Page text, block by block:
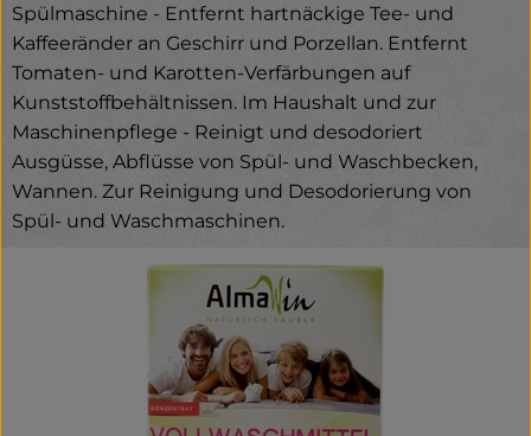
Spülmaschine - Entfernt hartnäckige Tee- und
Kaffeeränder an Geschirr und Porzellan. Entfernt
Tomaten- und Karotten-Verfärbungen auf
Kunststoffbehältnissen. Im Haushalt und zur
Maschinenpflege - Reinigt und desodoriert
Ausgüsse, Abflüsse von Spül- und Waschbecken,
Wannen. Zur Reinigung und Desodorierung von
Spül- und Waschmaschinen.